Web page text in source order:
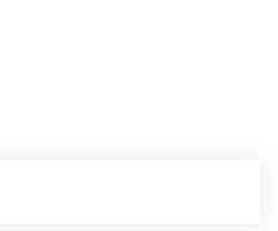
двух людей, но все
правила и границы).
подразумевает